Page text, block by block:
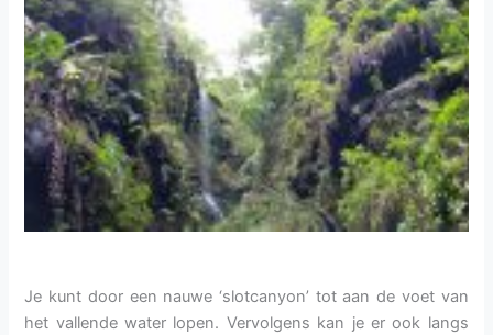
Je kunt door een nauwe ‘slotcanyon’ tot aan de voet van
het vallende water lopen. Vervolgens kan je er ook langs